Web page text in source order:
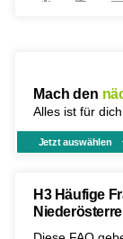
Mach den
Alles ist für
Jetzt auswählen
H3 Häufige